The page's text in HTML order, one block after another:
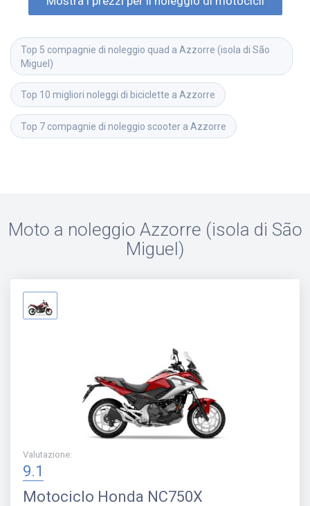
Top 5 compagnie di noleggio quad a Azzorre (isola di São
Miguel)
Top 10 migliori noleggi di biciclette a Azzorre
Top 7 compagnie di noleggio scooter a Azzorre
Moto a noleggio Azzorre (isola di São
Miguel)
Valutazione:
9.1
Motociclo Honda NC750X